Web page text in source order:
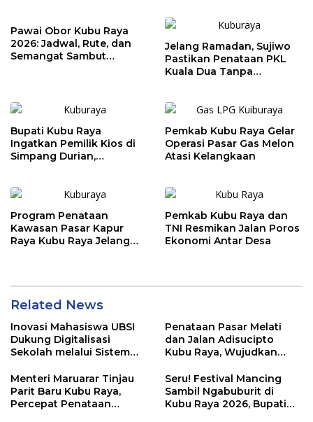
Pawai Obor Kubu Raya
2026: Jadwal, Rute, dan
Semangat Sambut
Jelang Ramadan, Sujiwo
Pastikan Penataan PKL
Kuala Dua Tanpa
Bupati Kubu Raya
Ingatkan Pemilik Kios di
Simpang Durian,
Pemkab Kubu Raya Gelar
Operasi Pasar Gas Melon
Atasi Kelangkaan
Program Penataan
Kawasan Pasar Kapur
Raya Kubu Raya Jelang
Pemkab Kubu Raya dan
TNI Resmikan Jalan Poros
Ekonomi Antar Desa
Related News
Inovasi Mahasiswa UBSI
Dukung Digitalisasi
Sekolah melalui Sistem
Mumtaz Pontianak
Penataan Pasar Melati
dan Jalan Adisucipto
Kubu Raya, Wujudkan
Wajah Kota Modern
Menteri Maruarar Tinjau
Parit Baru Kubu Raya,
Percepat Penataan
Seru! Festival Mancing
Sambil Ngabuburit di
Kubu Raya 2026, Bupati